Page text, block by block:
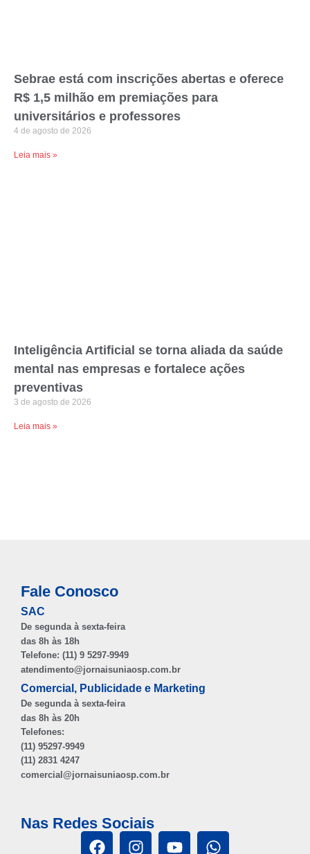
Sebrae está com inscrições abertas e oferece
R$ 1,5 milhão em premiações para
universitários e professores
4 de agosto de 2026
Leia mais »
Inteligência Artificial se torna aliada da saúde
mental nas empresas e fortalece ações
preventivas
3 de agosto de 2026
Leia mais »
Fale Conosco
SAC
De segunda à sexta-feira
das 8h às 18h
Telefone: (11) 9 5297-9949
atendimento@jornaisuniaosp.com.br
Comercial, Publicidade e Marketing
De segunda à sexta-feira
das 8h às 20h
Telefones:
(11) 95297-9949
(11) 2831 4247
comercial@jornaisuniaosp.com.br
Nas Redes Sociais